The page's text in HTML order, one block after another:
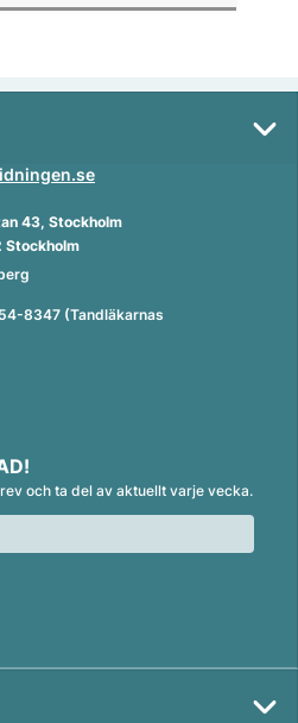
43, Stockholm
Stockholm
8347 (Tandläkarnas
och ta del av aktuellt varje vecka.